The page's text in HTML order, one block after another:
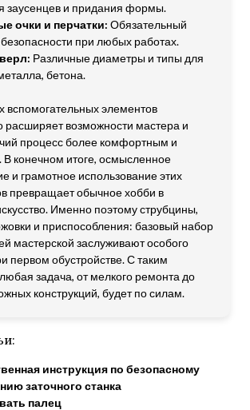
заусенцев и придания формы.
очки и перчатки: Обязательный
при любых работах.
Различные диаметры и типы для
бетона.
вспомогательных элементов
расширяет возможности мастера и
процесс более комфортным и
конечном итоге, осмысленное
и грамотное использование этих
превращает обычное хобби в
Именно поэтому струбцины,
и приспособления: базовый набор
мастерской заслуживают особого
первом обустройстве. С таким
задача, от мелкого ремонта до
конструкций, будет по силам.
инструкция по безопасному
заточного станка
палец